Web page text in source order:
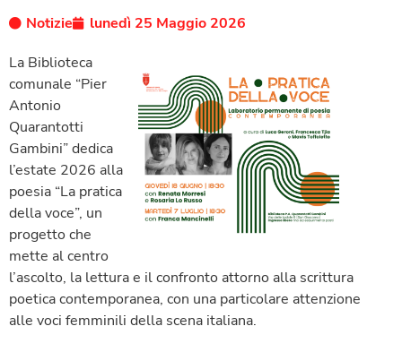
Notizie
lunedì 25 Maggio 2026
La Biblioteca
comunale “Pier
Antonio
Quarantotti
Gambini” dedica
l’estate 2026 alla
poesia “La pratica
della voce”, un
progetto che
mette al centro
l’ascolto, la lettura e il confronto attorno alla scrittura
poetica contemporanea, con una particolare attenzione
alle voci femminili della scena italiana.